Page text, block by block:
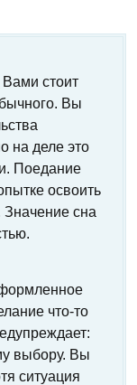
Вами стоит
Вы
на деле это
Поедание
освоить
Значение сна
что-то
выбору. Вы
ситуация